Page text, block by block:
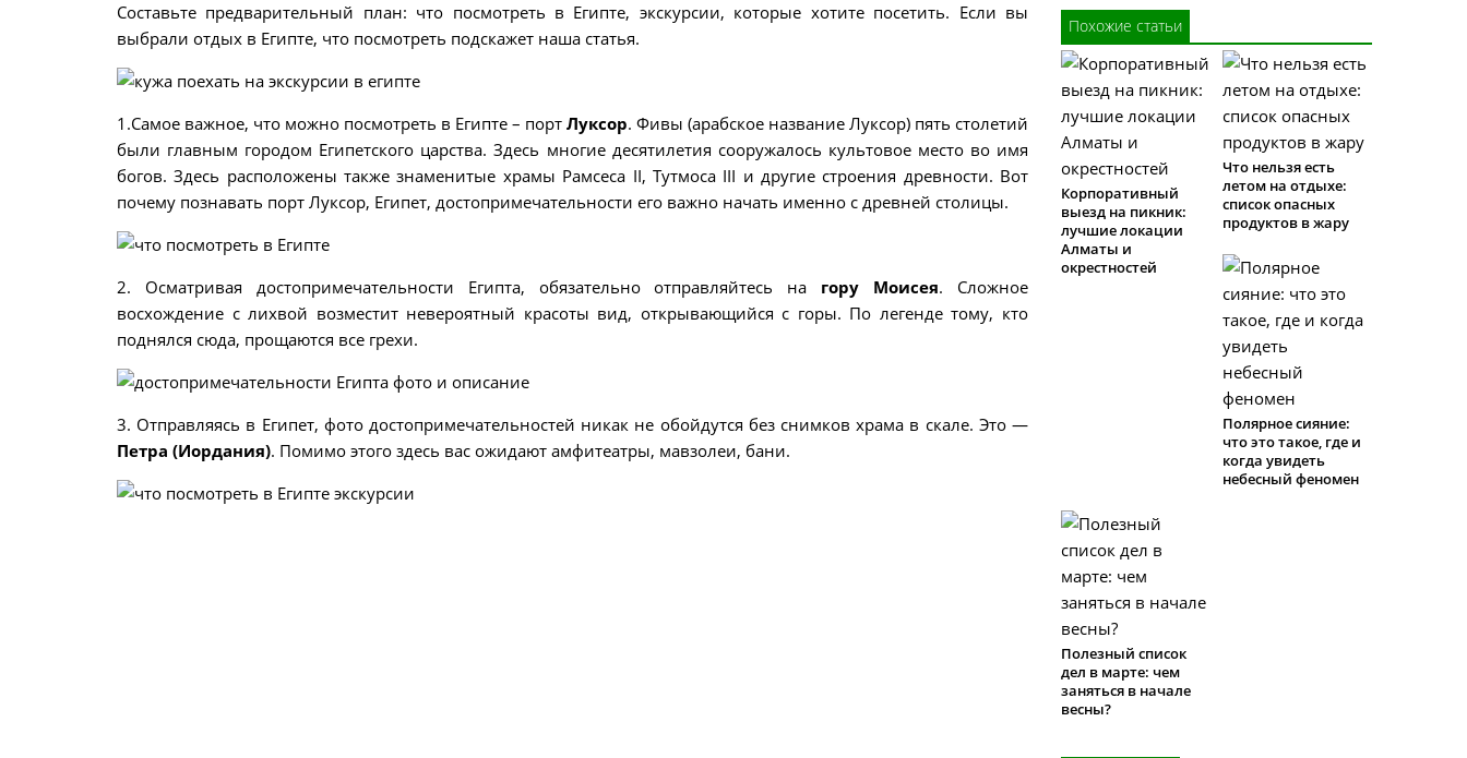
Составьте предварительный план: что посмотреть в Египте, экскурсии, которые хотите посетить. Если вы
выбрали отдых в Египте, что посмотреть подскажет наша статья.
1.Самое важное, что можно посмотреть в Египте – порт Луксор. Фивы (арабское название Луксор) пять столетий
были главным городом Египетского царства. Здесь многие десятилетия сооружалось культовое место во имя
богов. Здесь расположены также знаменитые храмы Рамсеса II, Тутмоса III и другие строения древности. Вот
почему познавать порт Луксор, Египет, достопримечательности его важно начать именно с древней столицы.
2. Осматривая достопримечательности Египта, обязательно отправляйтесь на гору Моисея. Сложное
восхождение с лихвой возместит невероятный красоты вид, открывающийся с горы. По легенде тому, кто
поднялся сюда, прощаются все грехи.
3. Отправляясь в Египет, фото достопримечательностей никак не обойдутся без снимков храма в скале. Это —
Петра (Иордания). Помимо этого здесь вас ожидают амфитеатры, мавзолеи, бани.
Похожие статьи
Корпоративный
выезд на пикник:
лучшие локации
Алматы и
окрестностей
Что нельзя есть
летом на отдыхе:
список опасных
продуктов в жару
Полярное сияние:
что это такое, где и
когда увидеть
небесный феномен
Полезный список
дел в марте: чем
заняться в начале
весны?